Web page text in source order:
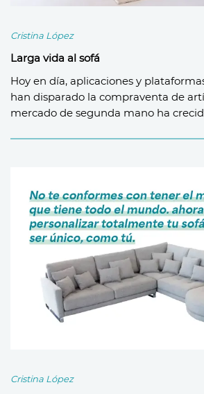
Cristina López
Larga vida al sofá
Hoy en día, aplicaciones y
han disparado la compraventa de
mercado de segunda mano ha
Cristina López